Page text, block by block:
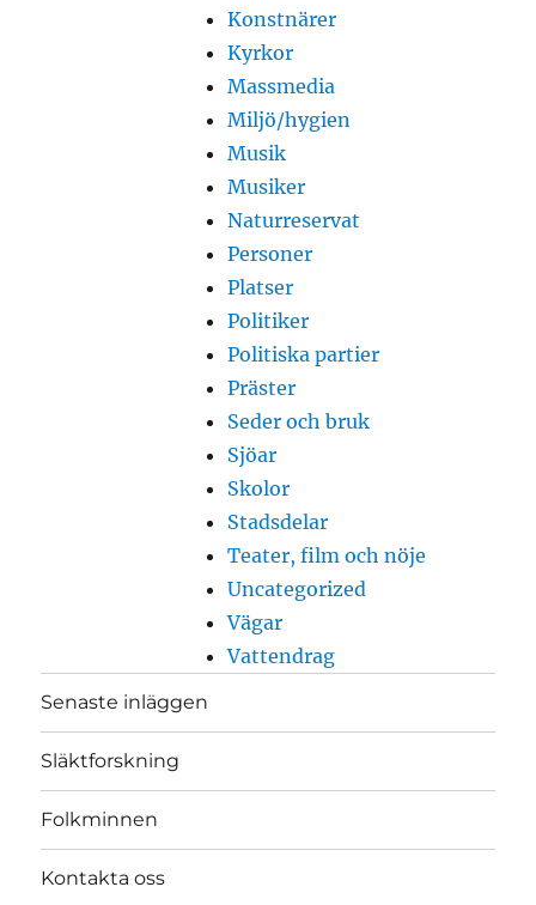
Konstnärer
Kyrkor
Massmedia
Miljö/hygien
Musik
Musiker
Naturreservat
Personer
Platser
Politiker
Politiska partier
Präster
Seder och bruk
Sjöar
Skolor
Stadsdelar
Teater, film och nöje
Uncategorized
Vägar
Vattendrag
Senaste inläggen
Släktforskning
Folkminnen
Kontakta oss